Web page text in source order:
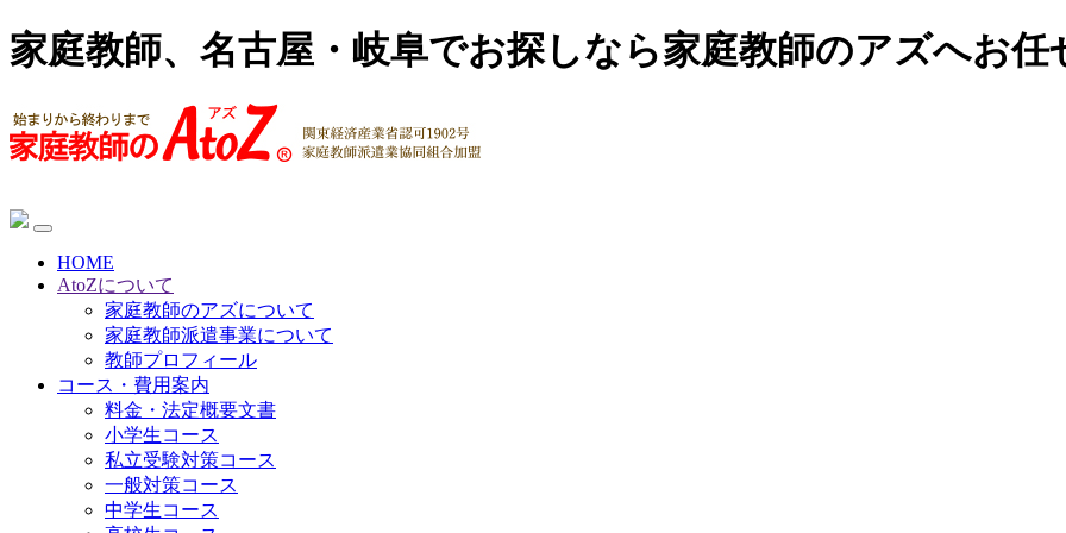
家庭教師、名古屋・岐阜でお探しなら家庭教師のアズへお任
HOME
AtoZについて
家庭教師のアズについて
家庭教師派遣事業について
教師プロフィール
コース・費用案内
料金・法定概要文書
小学生コース
私立受験対策コース
一般対策コース
中学生コース